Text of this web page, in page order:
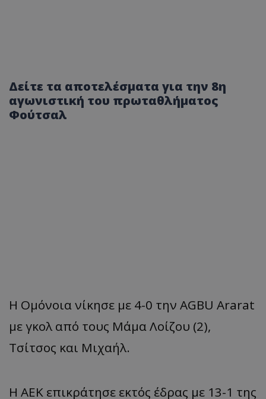
Δείτε τα αποτελέσματα για την 8η
αγωνιστική του πρωταθλήματος
Φούτσαλ
Η Ομόνοια νίκησε με 4-0 την AGBU Ararat
με γκολ από τους Μάμα Λοίζου (2),
Τσίτσος και Μιχαήλ.
Η ΑΕΚ επικράτησε εκτός έδρας με 13-1 της